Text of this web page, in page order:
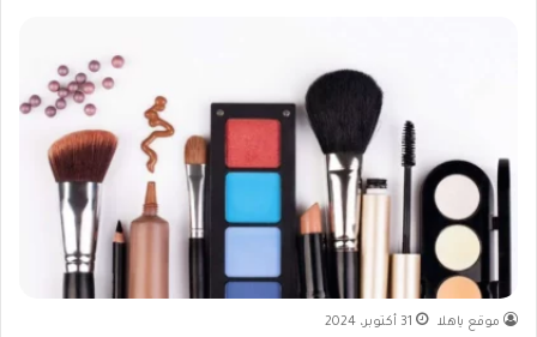
موقع ياهلا 31 أكتوبر، 2024